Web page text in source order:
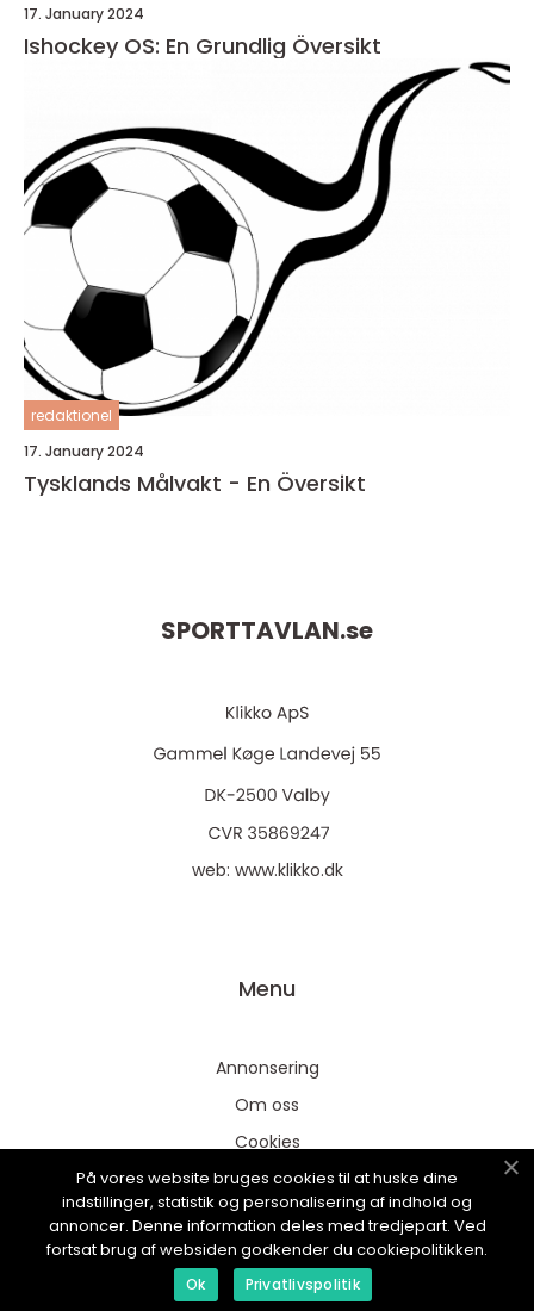
17. January 2024
Ishockey OS: En Grundlig Översikt
redaktionel
17. January 2024
Tysklands Målvakt - En Översikt
SPORTTAVLAN.se
web: www.klikko.dk
Menu
Annonsering
Om oss
Cookies
Kontakta oss
Sitemap
På vores website bruges cookies til at huske dine
indstillinger, statistik og personalisering af indhold og
annoncer. Denne information deles med tredjepart. Ved
fortsat brug af websiden godkender du cookiepolitikken.
Ok Privatlivspolitik